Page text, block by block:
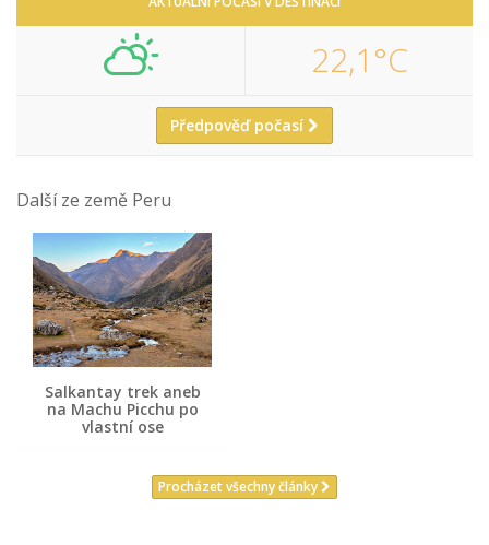
22,1°C
Předpověď počasí
Další ze země Peru
Salkantay trek aneb
na Machu Picchu po
vlastní ose
Procházet všechny články